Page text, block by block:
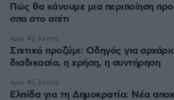
Πώς θα κάνουμε μια περιποίηση
σπα στο σπίτι
Σπιτικό προζύμι: Οδηγός για
διαδικασία, η χρήση, η συντήρηση
πριν 42 λεπτά
Ελπίδα για τη Δημοκρατία: Νέα
πριν 45 λεπτά